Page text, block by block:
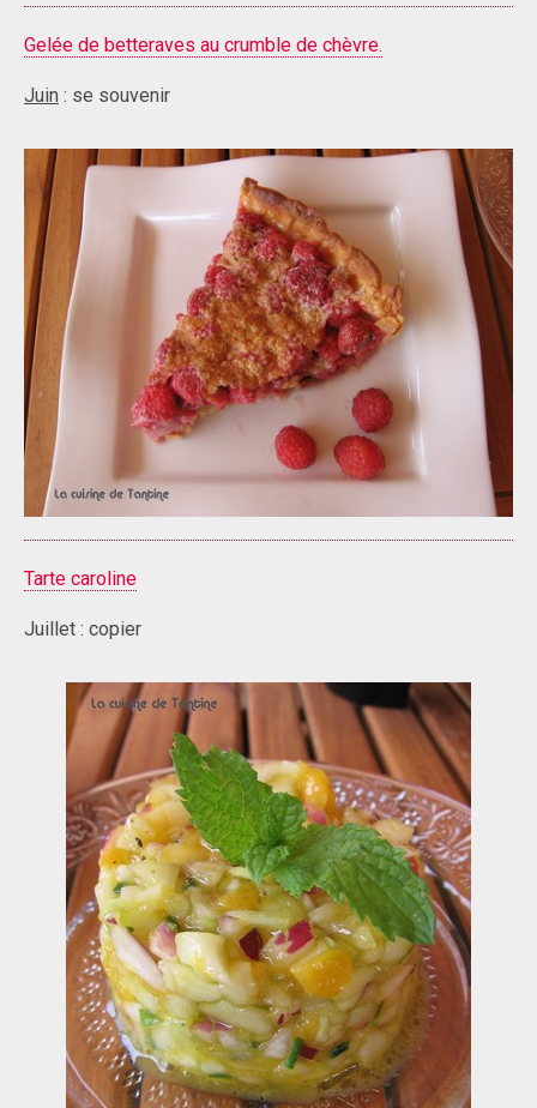
Gelée de betteraves au crumble de chèvre.
Juin : se souvenir
Tarte caroline
Juillet : copier